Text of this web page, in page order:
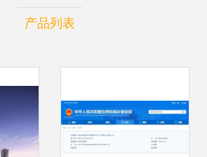
产品列表